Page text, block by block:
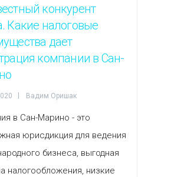
конкурент
Какие налоговые
дает
компании в Сан-
Вадим Оришак
в Сан-Марино - это
юрисдикция для ведения
бизнеса, выгодная
налогообложения, низкие